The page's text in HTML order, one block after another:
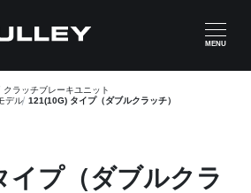
MENU
クラッチブレーキユニット
デル 121(10G) タイプ（ダブルクラッチ）
イプ（ダブルクラ